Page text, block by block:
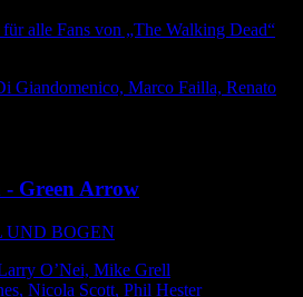
alle Fans von „The Walking Dead“
Giandomenico, Marco Failla, Renato
- Green Arrow
UND BOGEN
O’Nei, Mike Grell
Nicola Scott, Phil Hester